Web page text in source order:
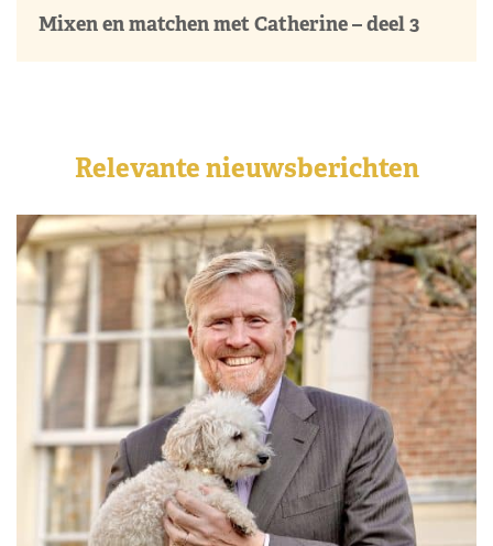
Mixen en matchen met Catherine – deel 3
Relevante nieuwsberichten